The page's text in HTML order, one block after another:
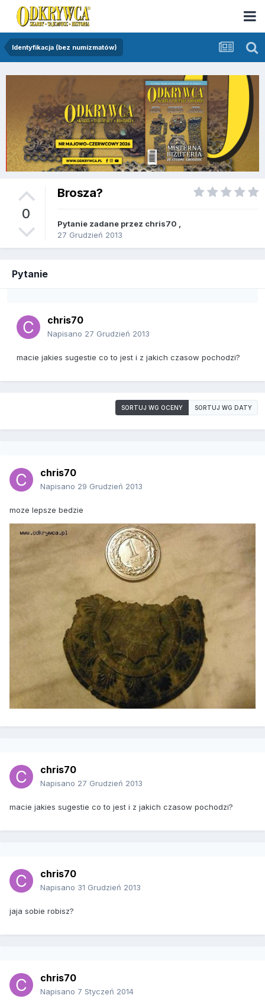
Identyfikacja (bez numizmatów)
0
Brosza?
Pytanie zadane przez chris70
27 Grudzień 2013
Pytanie
chris70
Napisano 27 Grudzień 2013
macie jakies sugestie co to jest i z jakich czasow pochodzi?
SORTUJ WG OCENY SORTUJ WG DATY
chris70
Napisano 29 Grudzień 2013
moze lepsze bedzie
chris70
Napisano 27 Grudzień 2013
macie jakies sugestie co to jest i z jakich czasow pochodzi?
chris70
Napisano 31 Grudzień 2013
jaja sobie robisz?
chris70
Napisano 7 Styczeń 2014